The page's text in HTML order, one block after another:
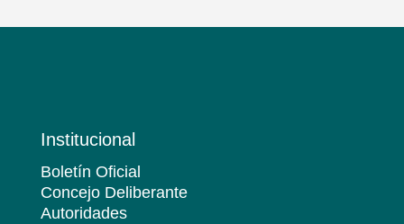
Institucional
Boletín Oficial
Concejo Deliberante
Autoridades